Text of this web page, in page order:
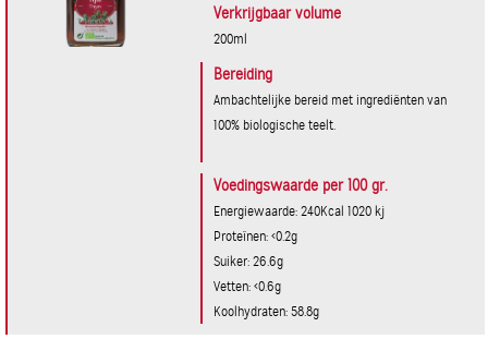
Verkrijgbaar volume
200ml
Bereiding
Ambachtelijke bereid met ingrediënten van
100% biologische teelt.
Voedingswaarde per 100 gr.
Energiewaarde: 240Kcal 1020 kj
Proteïnen: <0.2g
Suiker: 26.6g
Vetten: <0.6g
Koolhydraten: 58.8g